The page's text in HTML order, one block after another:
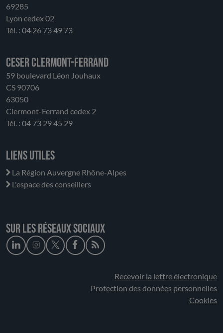
69285
Lyon cedex 02
Tél. : 04 26 73 49 73
CESER Clermont-Ferrand
59 boulevard Léon Jouhaux
CS 90706
63050
Clermont-Ferrand cedex 2
Tél. : 04 73 29 45 29
Liens utiles
La Région Auvergne Rhône-Alpes
L'espace des conseillers
Sur les réseaux sociaux
Recevoir la lettre électronique
Protection des données personnelles
Cookies